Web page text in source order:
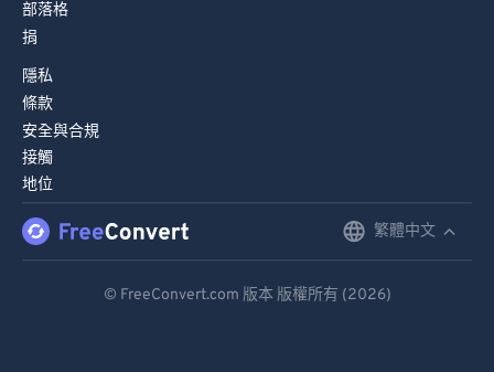
部落格
捐
隱私
條款
安全與合規
接觸
地位
繁體中文
© FreeConvert.com 版本 版權所有 (2026)